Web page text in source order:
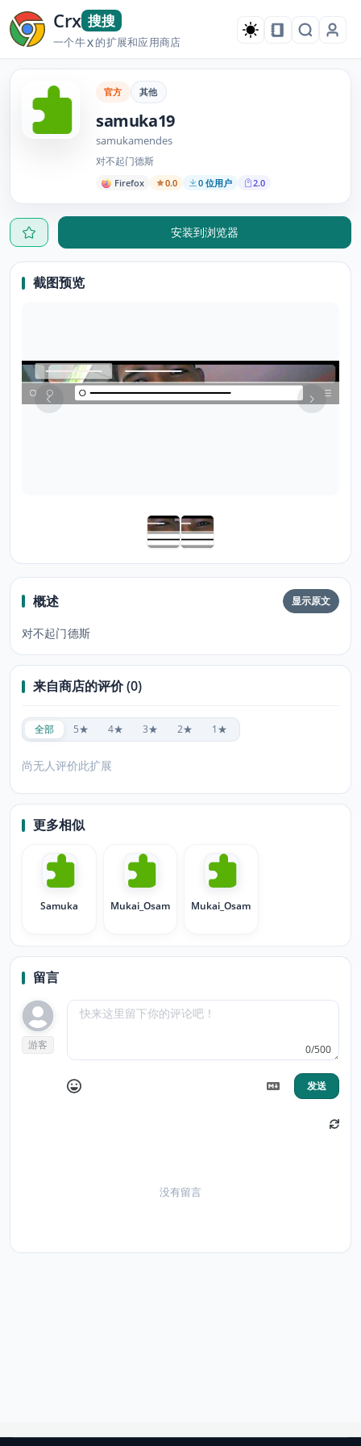
Crx 搜搜
一个牛X的扩展和应用商店
官方 其他
samuka19
samukamendes
对不起门德斯
Firefox 0.0 0 位用户 2.0
安装到浏览器
截图预览
概述 显示原文
对不起门德斯
来自商店的评价 (0)
全部 5★ 4★ 3★ 2★ 1★
尚无人评价此扩展
更多相似
Samuka Mukai_Osamu_01 Mukai_Osamu
留言
游客 0/500
发送
没有留言